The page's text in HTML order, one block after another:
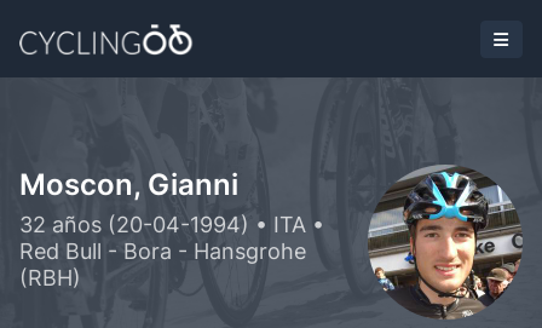
Moscon, Gianni
32 años (20-04-1994) • ITA •
Red Bull - Bora - Hansgrohe
(RBH)